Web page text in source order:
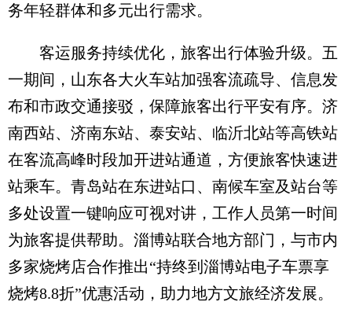
务年轻群体和多元出行需求。
客运服务持续优化，旅客出行体验升级。五
一期间，山东各大火车站加强客流疏导、信息发
布和市政交通接驳，保障旅客出行平安有序。济
南西站、济南东站、泰安站、临沂北站等高铁站
在客流高峰时段加开进站通道，方便旅客快速进
站乘车。青岛站在东进站口、南候车室及站台等
多处设置一键响应可视对讲，工作人员第一时间
为旅客提供帮助。淄博站联合地方部门，与市内
多家烧烤店合作推出“持终到淄博站电子车票享
烧烤8.8折”优惠活动，助力地方文旅经济发展。